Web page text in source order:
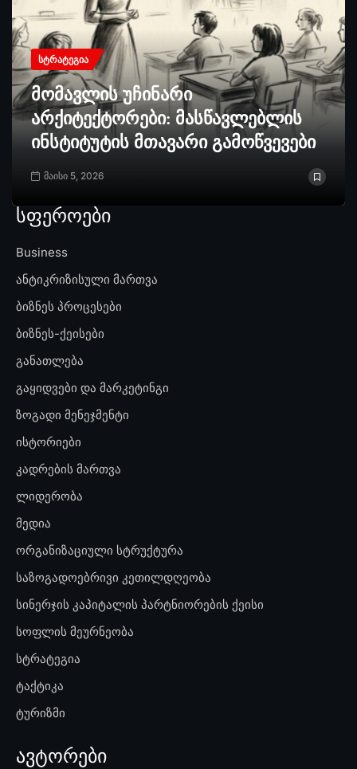
ᲡᲢᲠᲐᲢᲔᲒᲘᲐ
მომავლის უჩინარი
არქიტექტორები: მასწავლებლის
ინსტიტუტის მთავარი გამოწვევები
მაისი 5, 2026
სფეროები
Business
ანტიკრიზისული მართვა
ბიზნეს პროცესები
ბიზნეს-ქეისები
განათლება
გაყიდვები და მარკეტინგი
ზოგადი მენეჯმენტი
ისტორიები
კადრების მართვა
ლიდერობა
მედია
ორგანიზაციული სტრუქტურა
საზოგადოებრივი კეთილდღეობა
სინერჯის კაპიტალის პარტნიორების ქეისი
სოფლის მეურნეობა
სტრატეგია
ტაქტიკა
ტურიზმი
ავტორები